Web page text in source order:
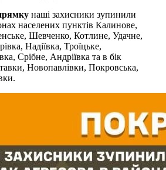
наші захисники зупинили
населених пунктів Калинове,
Шевченко, Котлине, Удачне,
Надіївка, Троїцьке,
Срібне, Андріївка та в бік
Новопавлівки, Покровська,